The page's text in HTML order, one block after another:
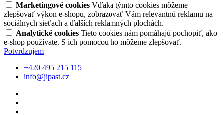
Marketingové cookies Vďaka týmto cookies môžeme
zlepšovať výkon e-shopu, zobrazovať Vám relevantnú reklamu na
sociálnych sieťach a ďalších reklamných plochách.
Analytické cookies Tieto cookies nám pomáhajú pochopiť, ako
e-shop používate. S ich pomocou ho môžeme zlepšovať.
Potvrdzujem
+420 495 215 115
info@jipast.cz